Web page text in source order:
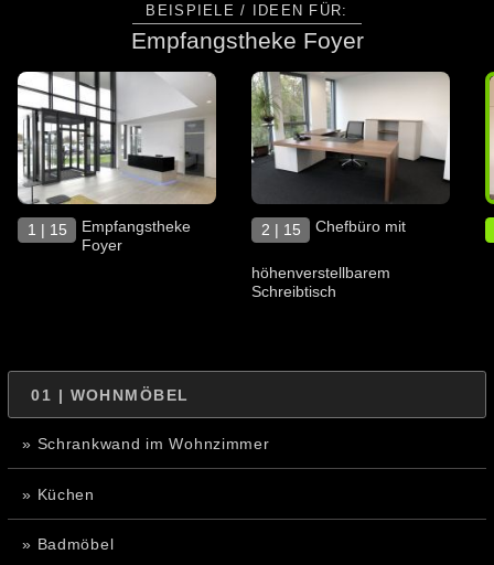
BEISPIELE / IDEEN FÜR:
Empfangstheke Foyer
1 | 15
Empfangstheke
Foyer
2 | 15 Chefbüro mit
höhenverstellbarem
Schreibtisch
01 | WOHNMÖBEL
» Schrankwand im Wohnzimmer
» Küchen
» Badmöbel